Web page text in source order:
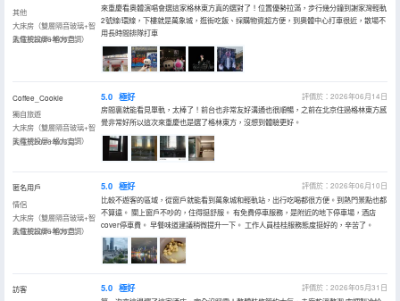
其他
大床房（雙層隔音玻璃+智
能電視投屏+格力空調）
入住於2026年06月
來重慶看奧體演唱會選這家格林東方真的選對了！位置優勢拉滿，步行幾分鐘到謝家灣輕軌
2號線/環線，下樓就是萬象城，逛街吃飯、採購物資超方便，到奧體中心打車很近，散場不
用長時間排隊打車
Coffee_Cookie
獨自旅遊
大床房（雙層隔音玻璃+智
能電視投屏+格力空調）
入住於2026年06月
5.0 極好
評價於：2026年06月14日
房間裏就能看見單軌，太棒了！前台也非常友好溝通也很順暢，之前在北京住過格林東方感
覺非常好所以這次來重慶也是選了格林東方，沒想到體驗更好。
匿名用戶
情侶
大床房（雙層隔音玻璃+智
能電視投屏+格力空調）
入住於2026年06月
5.0 極好
評價於：2026年06月10日
比較不遊客的區域，從窗戶就能看到萬象城和輕軌站，出行吃喝都很方便。到熱門景點也都
不算遠。 關上窗戶不吵的，住得挺舒服。 有免費停車服務，是附近的地下停車場，酒店
cover停車費。 早餐味道建議稍微提升一下。 工作人員桂桂服務態度挺好的，辛苦了。
訪客
5.0 極好
評價於：2026年05月31日